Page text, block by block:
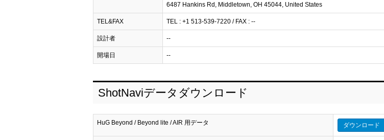
6487 Hankins Rd, Middletown, OH 45044, United States
TEL&FAX TEL : +1 513-539-7220 / FAX : --
設計者 --
開場日 --
ShotNaviデータダウンロード
HuG Beyond / Beyond lite / AIR 用データ ダウンロード